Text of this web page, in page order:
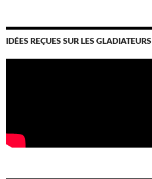
IDÉES REÇUES SUR LES GLADIATEURS